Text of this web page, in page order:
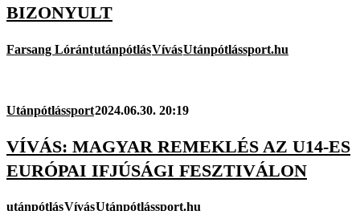
BIZONYULT
Farsang LórántutánpótlásVívásUtánpótlássport.hu
Utánpótlássport2024.06.30. 20:19
VÍVÁS: MAGYAR REMEKLÉS AZ U14-ES
EURÓPAI IFJÚSÁGI FESZTIVÁLON
utánpótlásVívásUtánpótlássport.hu